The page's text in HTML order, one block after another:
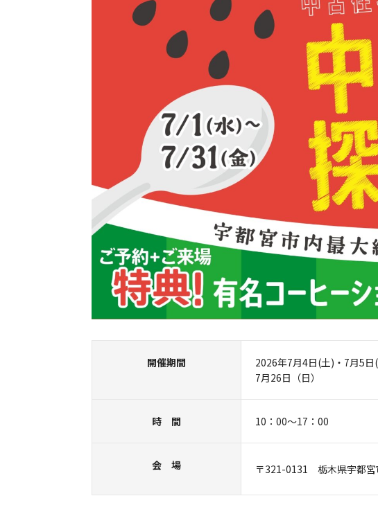
開催期間
2026年7月4日(土)・7月5
7月26日（日）
時 間 10：00～17：00
会 場 〒321-0131 栃木県宇都宮